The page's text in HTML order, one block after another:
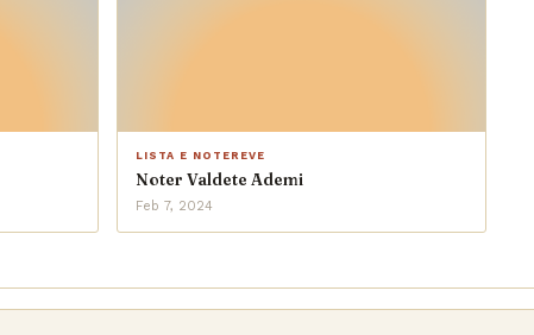
LISTA E NOTEREVE
Noter Valdete Ademi
Feb 7, 2024